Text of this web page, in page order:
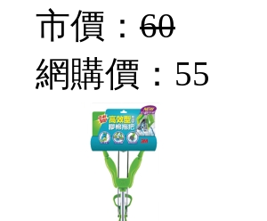
市價： 60
網購價： 55